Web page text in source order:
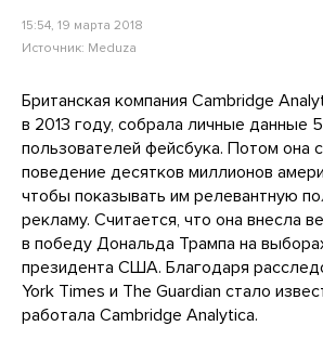
15:54, 19 марта 2018
Источник: Meduza
Британская компания Cambridge
в 2013 году, собрала личные данные
пользователей фейсбука. Потом она
поведение десятков миллионов
чтобы показывать им релевантную
рекламу. Считается, что она внесла
в победу Дональда Трампа на
президента США. Благодаря
York Times и The Guardian стало
работала Cambridge Analytica.